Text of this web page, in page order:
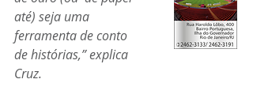
até) seja uma
ferramenta de conto
de histórias,” explica
Cruz.